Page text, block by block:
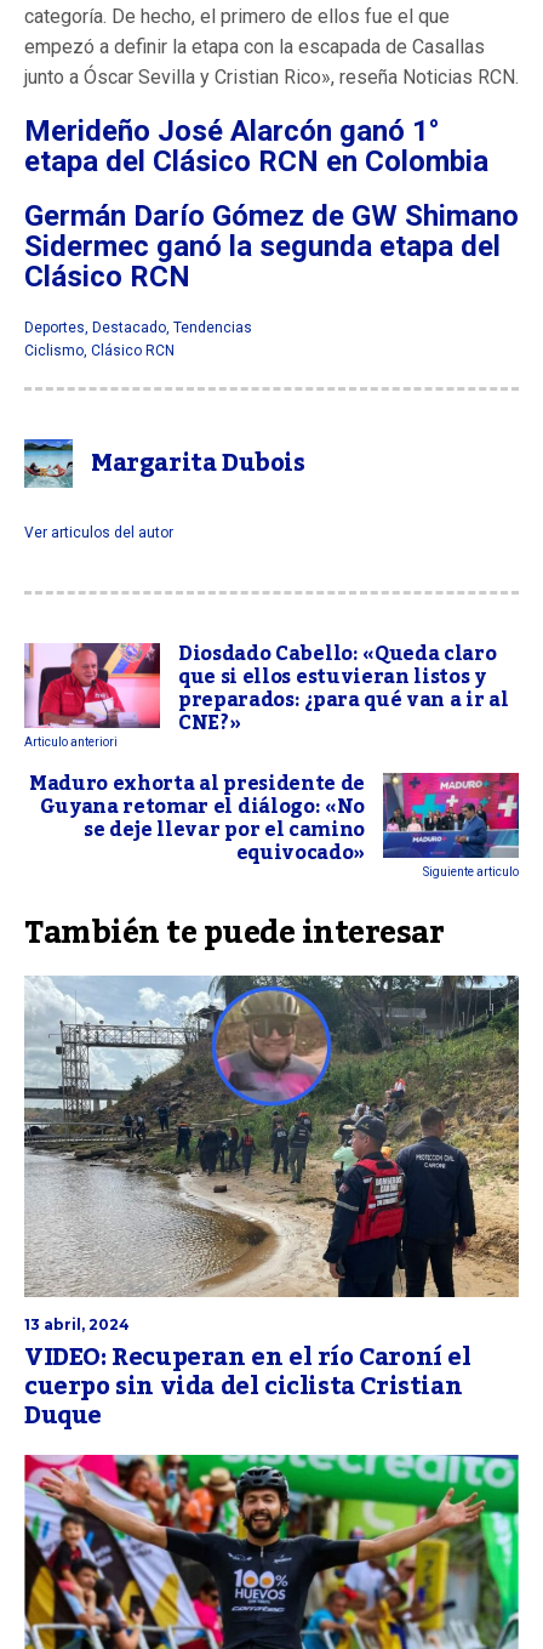
categoría. De hecho, el primero de ellos fue el que
empezó a definir la etapa con la escapada de Casallas
junto a Óscar Sevilla y Cristian Rico», reseña Noticias RCN.
Merideño José Alarcón ganó 1°
etapa del Clásico RCN en Colombia
Germán Darío Gómez de GW Shimano
Sidermec ganó la segunda etapa del
Clásico RCN
Deportes Destacado Tendencias
Ciclismo Clásico RCN
Margarita Dubois
Ver articulos del autor
Diosdado Cabello: «Queda claro
que si ellos estuvieran listos y
preparados: ¿para qué van a ir al
CNE?»
Articulo anteriori
Maduro exhorta al presidente de
Guyana retomar el diálogo: «No
se deje llevar por el camino
equivocado» Siguiente articulo
También te puede interesar
13 abril, 2024
VIDEO: Recuperan en el río Caroní el
cuerpo sin vida del ciclista Cristian
Duque